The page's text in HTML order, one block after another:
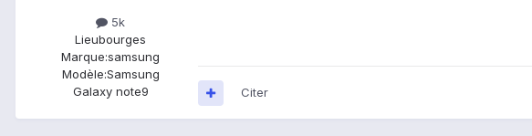
5k
Lieubourges
Marque:samsung
Modèle:Samsung
Galaxy note9
Citer